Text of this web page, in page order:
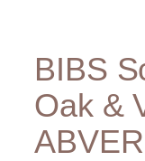
BIBS
Oak &